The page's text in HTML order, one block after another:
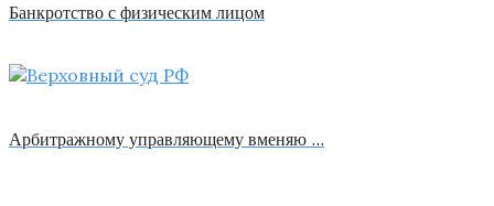
Банкротство с физическим лицом
Арбитражному управляющему вменяю …